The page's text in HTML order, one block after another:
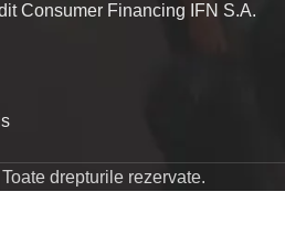
Consumer Financing IFN S.A.
drepturile rezervate.